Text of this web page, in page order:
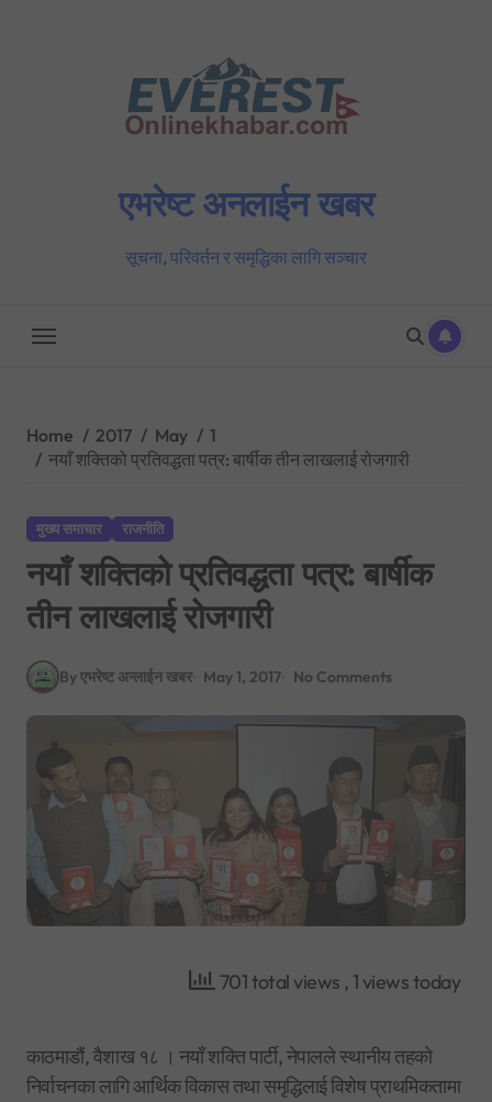
एभरेष्ट अनलाईन खबर
सूचना, परिवर्तन र समृद्धिका लागि सञ्चार
Home 2017 May
1
नयाँ शक्तिको प्रतिवद्धता पत्र: बार्षीक तीन लाखलाई रोजगारी
मुख्य समाचार राजनीति
नयाँ शक्तिको प्रतिवद्धता पत्र: बार्षीक
तीन लाखलाई रोजगारी
By एभरेष्ट अन्लाईन खबर May 1, 2017 No Comments
701 total views , 1 views today
काठमाडौं, वैशाख १८ । नयाँ शक्ति पार्टी, नेपालले स्थानीय तहको
निर्वाचनका लागि आर्थिक विकास तथा समृद्धिलाई विशेष प्राथमिकतामा